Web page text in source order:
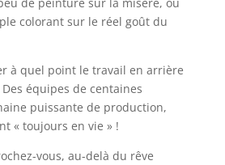
colorant sur le réel goût du
à quel point le travail en arrière
équipes de centaines
puissante de production,
« toujours en vie » !
vous, au-delà du rêve